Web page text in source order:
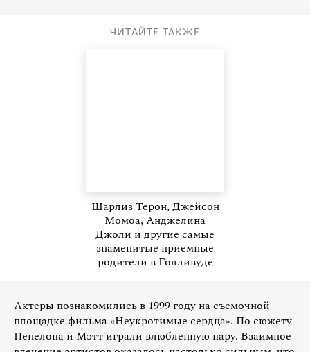
ЧИТАЙТЕ ТАКЖЕ
Шарлиз Терон, Джейсон
Момоа, Анджелина
Джоли и другие самые
знаменитые приемные
родители в Голливуде
Актеры познакомились в 1999 году на съемочной
площадке фильма «Неукротимые сердца». По сюжету
Пенелопа и Мэтт играли влюбленную пару. Взаимное